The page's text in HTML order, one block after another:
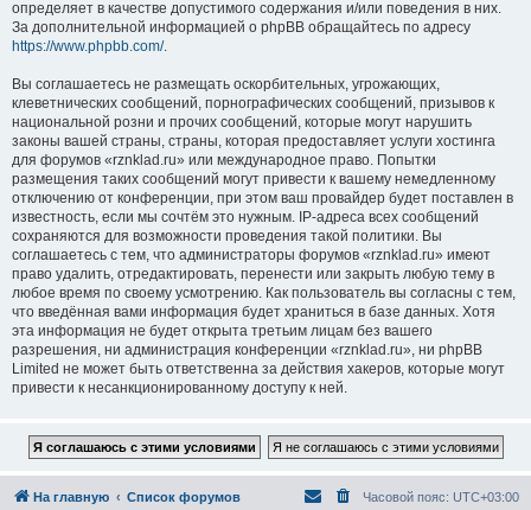
определяет в качестве допустимого содержания и/или поведения в них.
За дополнительной информацией о phpBB обращайтесь по адресу
https://www.phpbb.com/.
Вы соглашаетесь не размещать оскорбительных, угрожающих,
клеветнических сообщений, порнографических сообщений, призывов к
национальной розни и прочих сообщений, которые могут нарушить
законы вашей страны, страны, которая предоставляет услуги хостинга
для форумов «rznklad.ru» или международное право. Попытки
размещения таких сообщений могут привести к вашему немедленному
отключению от конференции, при этом ваш провайдер будет поставлен в
известность, если мы сочтём это нужным. IP-адреса всех сообщений
сохраняются для возможности проведения такой политики. Вы
соглашаетесь с тем, что администраторы форумов «rznklad.ru» имеют
право удалить, отредактировать, перенести или закрыть любую тему в
любое время по своему усмотрению. Как пользователь вы согласны с тем,
что введённая вами информация будет храниться в базе данных. Хотя
эта информация не будет открыта третьим лицам без вашего
разрешения, ни администрация конференции «rznklad.ru», ни phpBB
Limited не может быть ответственна за действия хакеров, которые могут
привести к несанкционированному доступу к ней.
На главную Список форумов Часовой пояс: UTC+03:00